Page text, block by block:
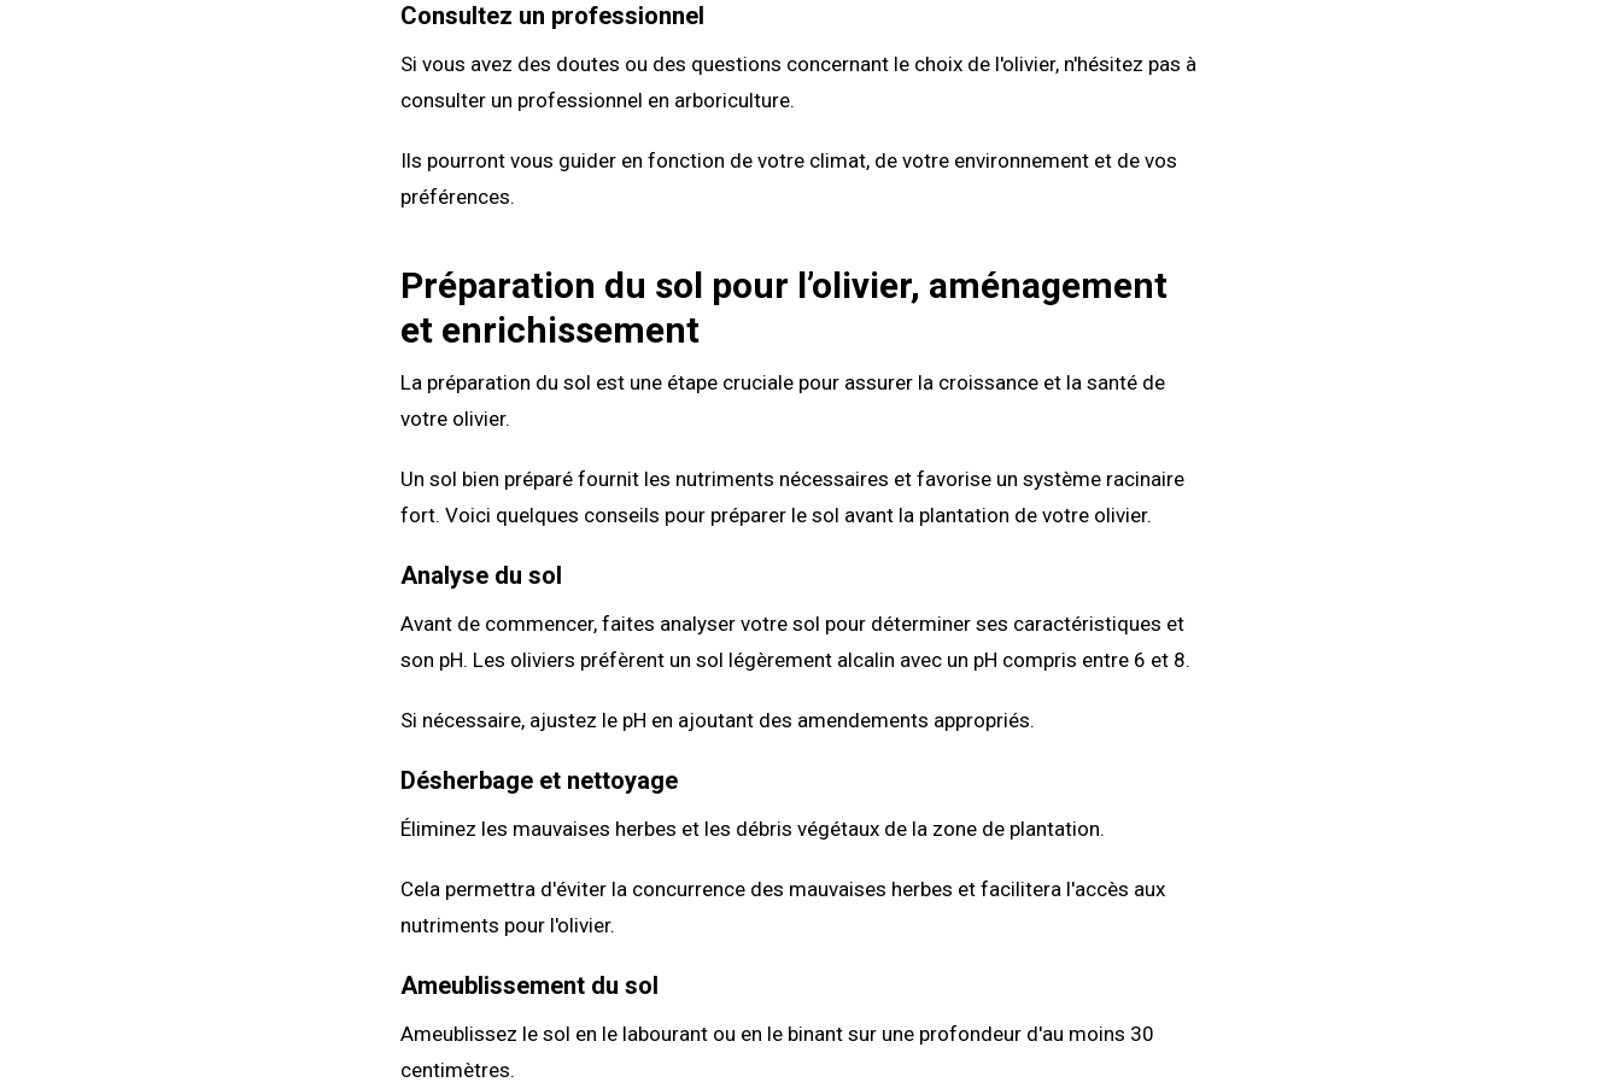
Consultez un professionnel
Si vous avez des doutes ou des questions concernant le choix de l'olivier, n'hésitez pas à
consulter un professionnel en arboriculture.
Ils pourront vous guider en fonction de votre climat, de votre environnement et de vos
préférences.
Préparation du sol pour l’olivier, aménagement
et enrichissement
La préparation du sol est une étape cruciale pour assurer la croissance et la santé de
votre olivier.
Un sol bien préparé fournit les nutriments nécessaires et favorise un système racinaire
fort. Voici quelques conseils pour préparer le sol avant la plantation de votre olivier.
Analyse du sol
Avant de commencer, faites analyser votre sol pour déterminer ses caractéristiques et
son pH. Les oliviers préfèrent un sol légèrement alcalin avec un pH compris entre 6 et 8.
Si nécessaire, ajustez le pH en ajoutant des amendements appropriés.
Désherbage et nettoyage
Éliminez les mauvaises herbes et les débris végétaux de la zone de plantation.
Cela permettra d'éviter la concurrence des mauvaises herbes et facilitera l'accès aux
nutriments pour l'olivier.
Ameublissement du sol
Ameublissez le sol en le labourant ou en le binant sur une profondeur d'au moins 30
centimètres.